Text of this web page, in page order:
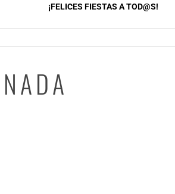
¡FELICES FIESTAS A TOD@S!